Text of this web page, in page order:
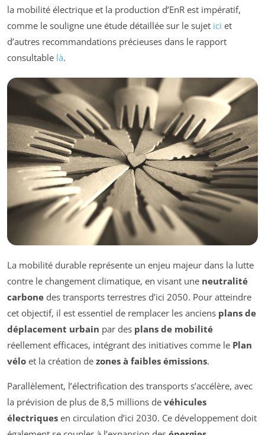
la mobilité électrique et la production d’EnR est impératif,
comme le souligne une étude détaillée sur le sujet ici et
d’autres recommandations précieuses dans le rapport
consultable là.
La mobilité durable représente un enjeu majeur dans la lutte
contre le changement climatique, en visant une neutralité
carbone des transports terrestres d’ici 2050. Pour atteindre
cet objectif, il est essentiel de remplacer les anciens plans de
déplacement urbain par des plans de mobilité
réellement efficaces, intégrant des initiatives comme le Plan
vélo et la création de zones à faibles émissions.
Parallèlement, l’électrification des transports s’accélère, avec
la prévision de plus de 8,5 millions de véhicules
électriques en circulation d’ici 2030. Ce développement doit